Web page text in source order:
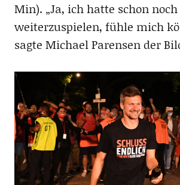
Min). „Ja, ich hatte schon
weiterzuspielen, fühle mich
sagte Michael Parensen der